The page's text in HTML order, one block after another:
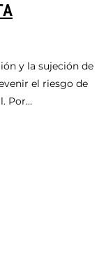
y la sujeción de
el riesgo de
Por…